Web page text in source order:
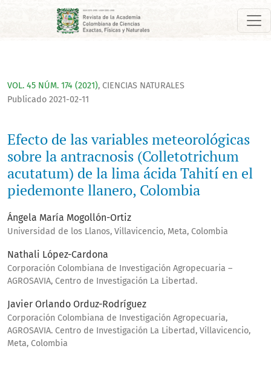
Efecto de las variables meteorológicas sobre la
VOL. 45 NÚM. 174 (2021), CIENCIAS NATURALES
Efecto de las variables meteorológicas
sobre la antracnosis (Colletotrichum
acutatum) de la lima ácida Tahití en el
piedemonte llanero, Colombia
Publicado 2021-02-11
Ángela María Mogollón-Ortiz
Universidad de los Llanos, Villavicencio, Meta, Colombia
Nathali López-Cardona
Corporación Colombiana de Investigación Agropecuaria –
AGROSAVIA, Centro de Investigación La Libertad.
Javier Orlando Orduz-Rodríguez
Corporación Colombiana de Investigación Agropecuaria,
AGROSAVIA. Centro de Investigación La Libertad, Villavicencio,
Meta, Colombia